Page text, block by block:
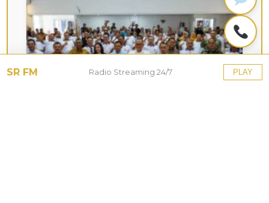
SR FM Radio Streaming 24/7 PLAY